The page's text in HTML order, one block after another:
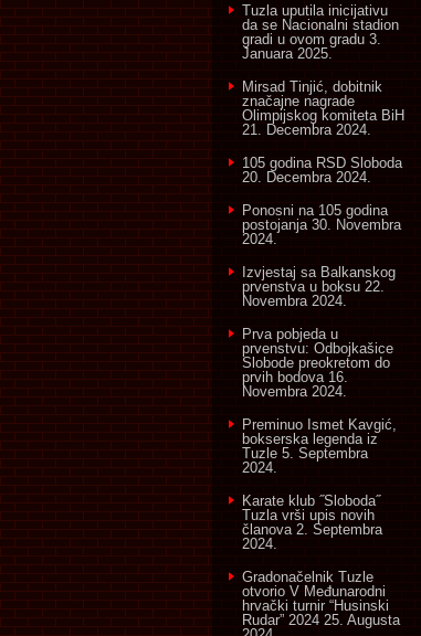
Tuzla uputila inicijativu
da se Nacionalni stadion
gradi u ovom gradu 3.
Januara 2025.
Mirsad Tinjić, dobitnik
značajne nagrade
Olimpijskog komiteta BiH
21. Decembra 2024.
105 godina RSD Sloboda
20. Decembra 2024.
Ponosni na 105 godina
postojanja 30. Novembra
2024.
Izvjestaj sa Balkanskog
prvenstva u boksu 22.
Novembra 2024.
Prva pobjeda u
prvenstvu: Odbojkašice
Slobode preokretom do
prvih bodova 16.
Novembra 2024.
Preminuo Ismet Kavgić,
bokserska legenda iz
Tuzle 5. Septembra
2024.
Karate klub ˝Sloboda˝
Tuzla vrši upis novih
članova 2. Septembra
2024.
Gradonačelnik Tuzle
otvorio V Međunarodni
hrvački turnir “Husinski
Rudar” 2024 25. Augusta